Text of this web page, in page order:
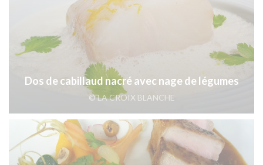
Dos de cabillaud nacré avec nage de légumes
© LA CROIX BLANCHE